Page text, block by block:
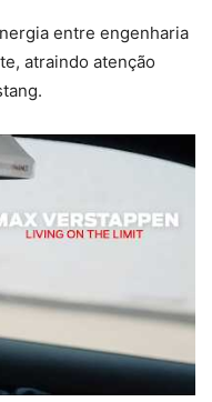
entre engenharia
atraindo atenção